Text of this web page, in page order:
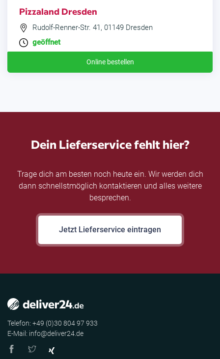
Pizzaland Dresden
Rudolf-Renner-Str. 41, 01149 Dresden
geöffnet
Online bestellen
Dein Lieferservice fehlt hier?
Trage dich am besten noch heute ein. Wir werden dich
dann schnellstmöglich kontaktieren und alles weitere
besprechen.
Jetzt Lieferservice eintragen
Telefon: +49 (0)30 804 97 933
E-Mail: info@deliver24.de